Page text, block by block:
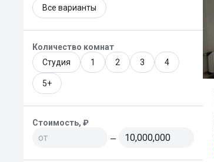
Все варианты
Количество комнат
Студия
1 2 3 4
5+
Стоимость, ₽
—